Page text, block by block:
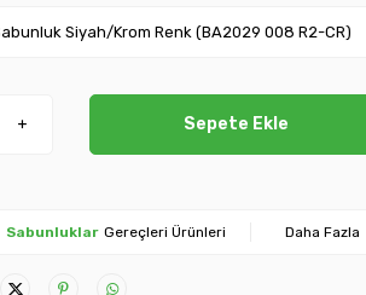
Sepete Ekle
Sabunluklar Gereçleri Ürünleri Daha Fazla